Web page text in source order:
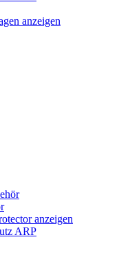
anzeigen
anzeigen
ARP